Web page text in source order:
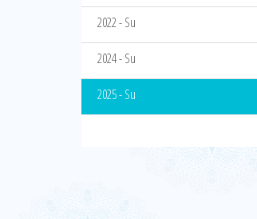
2022 - Su
2024 - Su
2025 - Su